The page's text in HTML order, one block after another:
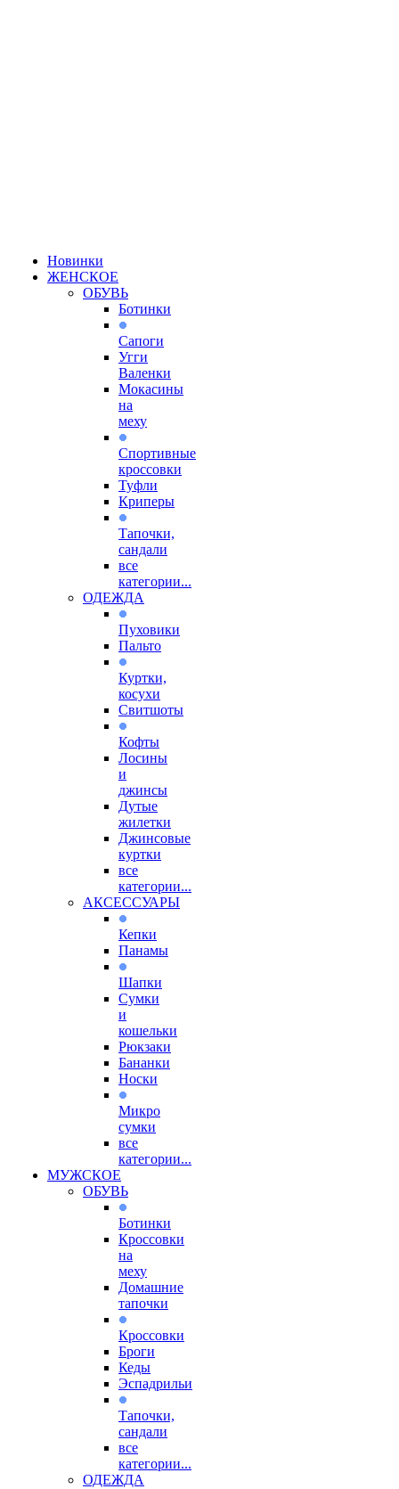
Новинки
ЖЕНСКОЕ
ОБУВЬ
Ботинки
Сапоги
Угги
Валенки
Мокасины
на
меху
Спортивные
кроссовки
Туфли
Криперы
Тапочки,
сандали
все
категории...
ОДЕЖДА
Пуховики
Пальто
Куртки,
косухи
Свитшоты
Кофты
Лосины
и
джинсы
Дутые
жилетки
Джинсовые
куртки
все
категории...
АКСЕССУАРЫ
Кепки
Панамы
Шапки
Сумки
и
кошельки
Рюкзаки
Бананки
Носки
Микро
сумки
все
категории...
МУЖСКОЕ
ОБУВЬ
Ботинки
Кроссовки
на
меху
Домашние
тапочки
Кроссовки
Броги
Кеды
Эспадрильи
Тапочки,
сандали
все
категории...
ОДЕЖДА